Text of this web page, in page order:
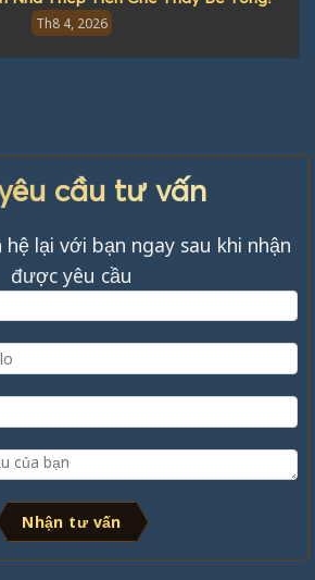
Th8 4, 2026
cầu tư vấn
lại với bạn ngay sau khi nhận
được yêu cầu
Nhận tư vấn